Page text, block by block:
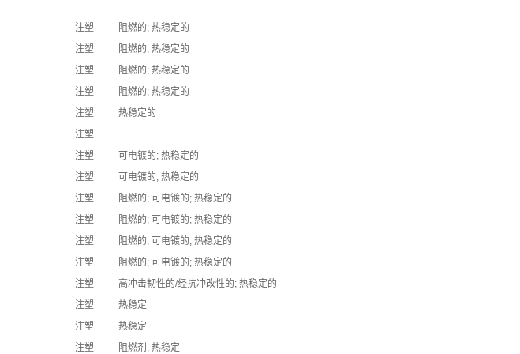
注塑
阻燃的; 热稳定的
注塑
阻燃的; 热稳定的
注塑
阻燃的; 热稳定的
注塑
阻燃的; 热稳定的
注塑
热稳定的
注塑
注塑
可电镀的; 热稳定的
注塑
可电镀的; 热稳定的
注塑
阻燃的; 可电镀的; 热稳定的
注塑
阻燃的; 可电镀的; 热稳定的
注塑
阻燃的; 可电镀的; 热稳定的
注塑
阻燃的; 可电镀的; 热稳定的
注塑
高冲击韧性的/经抗冲改性的; 热稳定的
注塑
热稳定
注塑
热稳定
注塑
阻燃剂, 热稳定